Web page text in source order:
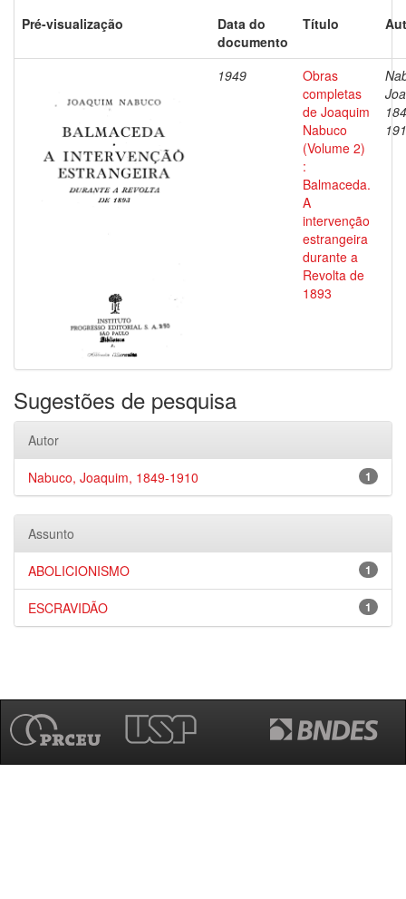
Pré-visualização
Data do
documento
Título
1949
Obras
completas
de Joaquim
Nabuco
(Volume 2)
:
Balmaceda.
A
intervenção
estrangeira
durante a
Revolta de
1893
Sugestões de pesquisa
Autor
1
Nabuco, Joaquim, 1849-1910
Assunto
1
ABOLICIONISMO
1
ESCRAVIDÃO